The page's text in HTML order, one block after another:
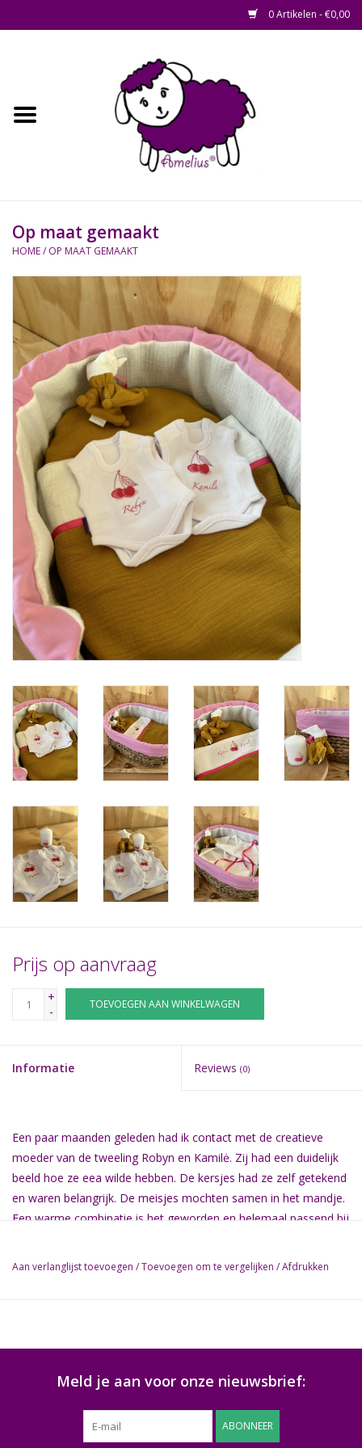
0 Artikelen - €0,00
Afscheid op maat
Waterhyacint
Watermethode /
Afscheidsbox
Natuurbegraven
Allerlei
Gepersonaliseerd
Vanaf 1 jaar
Over ons
Samenwerking
Deutsch
Scandinavië
Op maat gemaakt
HOME/ OP MAAT GEMAAKT
Prijs op aanvraag
+
-
TOEVOEGEN AAN WINKELWAGEN
Informatie Reviews (0)
Een paar maanden geleden had ik contact met de creatieve
moeder van de tweeling Robyn en Kamilė. Zij had een duidelijk
beeld hoe ze eea wilde hebben. De kersjes had ze zelf getekend
en waren belangrijk. De meisjes mochten samen in het mandje.
Een warme combinatie is het geworden en helemaal passend bij
Aan verlanglijst toevoegen /Toevoegen om te vergelijken /Afdrukken
Meld je aan voor onze nieuwsbrief:
ABONNEER